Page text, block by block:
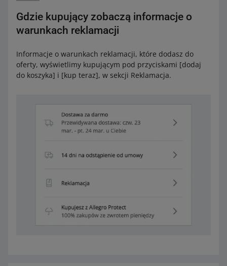
Gdzie kupujący zobaczą informacje o
warunkach reklamacji
Informacje o warunkach reklamacji, które dodasz do
oferty, wyświetlimy kupującym pod przyciskami [dodaj
do koszyka] i [kup teraz], w sekcji Reklamacja.